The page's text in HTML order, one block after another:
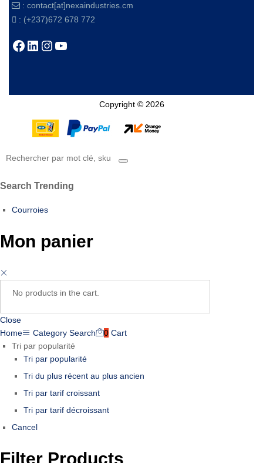
: contact[at]nexaindustries.cm
: (+237)672 678 772
Facebook
LinkedIn
Instagram
YouTube
Copyright © 2026
Search Trending
Courroies
Mon panier
No products in the cart.
Close
Home
Category Search 0 Cart
Tri par popularité
Tri par popularité
Tri du plus récent au plus ancien
Tri par tarif croissant
Tri par tarif décroissant
Cancel
Filter Products